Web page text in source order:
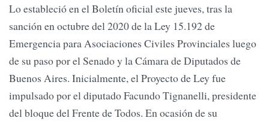
Lo estableció en el Boletín oficial este jueves, tras la
sanción en octubre del 2020 de la Ley 15.192 de
Emergencia para Asociaciones Civiles Provinciales luego
de su paso por el Senado y la Cámara de Diputados de
Buenos Aires. Inicialmente, el Proyecto de Ley fue
impulsado por el diputado Facundo Tignanelli, presidente
del bloque del Frente de Todos. En ocasión de su